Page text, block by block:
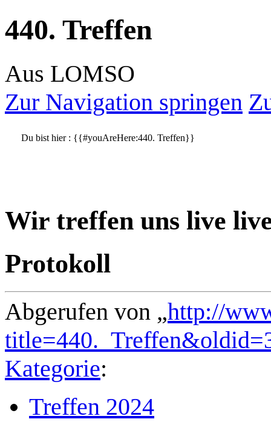
440. Treffen
Aus LOMSO
Zur Navigation springen
Du bist hier : {{#youAreHere:440. Treffen}}
Wir treffen uns live
Protokoll
Abgerufen von „http://
Kategorie:
Treffen 2024